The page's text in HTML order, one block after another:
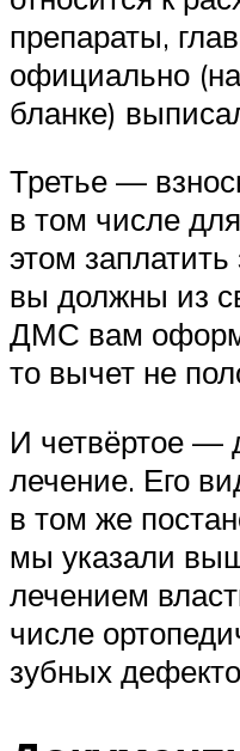
препараты,
официально
бланке)
Третье —
в том числе
этом заплатить
вы должны из
ДМС вам
то вычет не
И четвёртое —
лечение. Его
в том же
мы указали
лечением
числе
зубных